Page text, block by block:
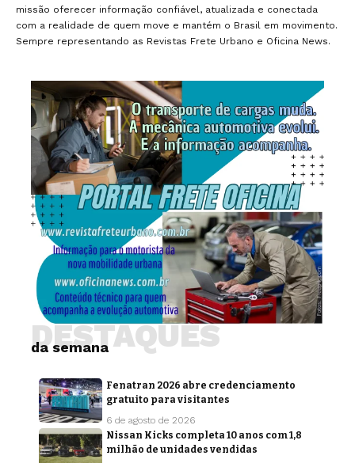
missão oferecer informação confiável, atualizada e conectada
com a realidade de quem move e mantém o Brasil em movimento.
Sempre representando as Revistas Frete Urbano e Oficina News.
da semana
DESTAQUES
Fenatran 2026 abre credenciamento
gratuito para visitantes
6 de agosto de 2026
Nissan Kicks completa 10 anos com 1,8
milhão de unidades vendidas